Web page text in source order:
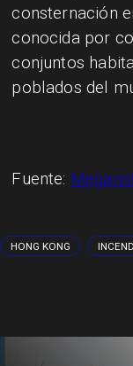
consternación
conocida por
conjuntos
poblados del
Fuente:
HONG KONG